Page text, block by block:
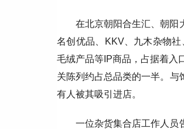
在北京朝阳合生汇、朝阳
名创优品、KKV、九木杂物社
毛绒产品等IP商品，占据着入
关陈列约占总品类的一半。与
有人被其吸引进店。
一位杂货集合店工作人员